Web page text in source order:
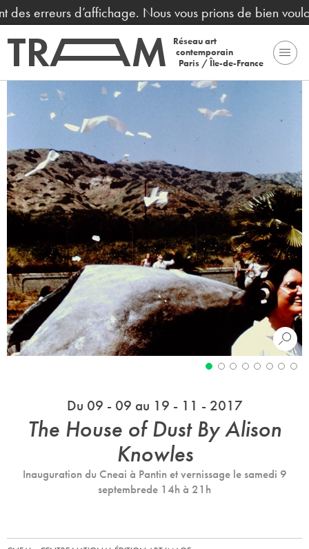
erreurs d’affichage. Nous vous prions de bien vouloir
Réseau art
contemporain
Paris / Île-de-France
Du 09 - 09 au 19 - 11 - 2017
The House of Dust By Alison
Knowles
Inauguration du Cneai à Pantin et vernissage le samedi 9
septembrede 14h à 21h